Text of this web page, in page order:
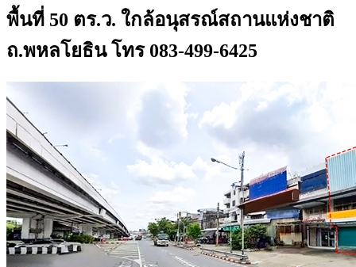
พื้นที่ 50 ตร.ว. ใกล้อนุสรณ์สถานแห่งชาติ
ถ.พหลโยธิน โทร 083-499-6425